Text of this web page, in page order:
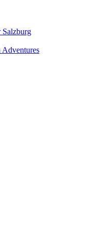
Salzburg
Adventures